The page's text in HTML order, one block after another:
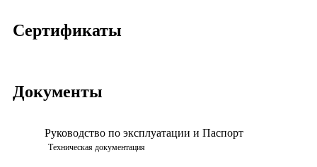
Сертификаты
Документы
Руководство по эксплуатации и Паспорт
Техническая документация